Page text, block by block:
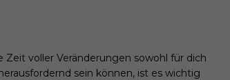
voller Veränderungen sowohl für dich
sein können, ist es wichtig